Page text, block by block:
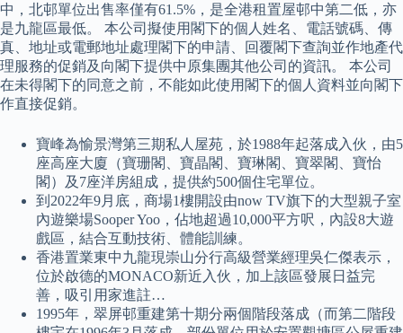
中，北邨單位出售率僅有61.5%，是全港租置屋邨中第二低，亦
是九龍區最低。 本公司擬使用閣下的個人姓名、電話號碼、傳
真、地址或電郵地址處理閣下的申請、回覆閣下查詢並作地產代
理服務的促銷及向閣下提供中原集團其他公司的資訊。 本公司
在未得閣下的同意之前，不能如此使用閣下的個人資料並向閣下
作直接促銷。
寶峰為愉景灣第三期私人屋苑，於1988年起落成入伙，由5
座高座大廈（寶珊閣、寶晶閣、寶琳閣、寶翠閣、寶怡
閣）及7座洋房組成，提供約500個住宅單位。
到2022年9月底，商場1樓開設由now TV旗下的大型親子室
內遊樂場Sooper Yoo，佔地超過10,000平方呎，內設8大遊
戲區，結合互動技術、體能訓練。
香港置業東中九龍現崇山分行高級營業經理吳仁傑表示，
位於啟德的MONACO新近入伙，加上該區發展日益完
善，吸引用家進註…
1995年，翠屏邨重建第十期分兩個階段落成（而第二階段